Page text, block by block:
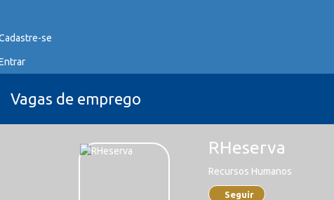
se
Vagas de emprego
RHeserva
Recursos Humanos
Seguir